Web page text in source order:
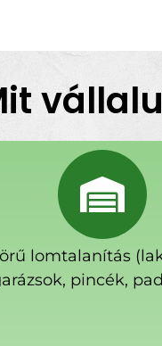
lomtalanítás
pincék,